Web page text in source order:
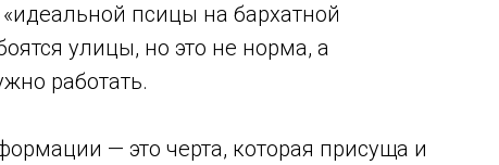
псицы на бархатной
улицы, но это не норма, а
работать.
— это черта, которая присуща и